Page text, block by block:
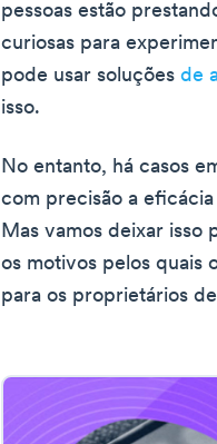
pessoas estão
curiosas para
pode usar soluçõesde
isso.
No entanto, há casos
com precisão a
Mas vamos deixar isso
os motivos pelos quais
para os proprietários